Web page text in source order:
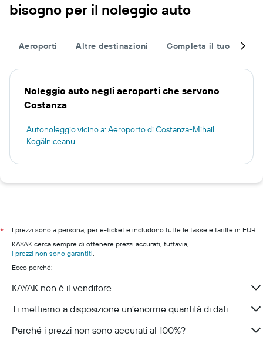
bisogno per il noleggio auto
Aeroporti Altre destinazioni Completa il tuo viaggio
Noleggio auto negli aeroporti che servono
Costanza
Autonoleggio vicino a: Aeroporto di Costanza-Mihail
Kogălniceanu
*
I prezzi sono a persona, per e-ticket e includono tutte le tasse e tariffe in EUR.
KAYAK cerca sempre di ottenere prezzi accurati, tuttavia,
i prezzi non sono garantiti.
Ecco perché:
KAYAK non è il venditore
Ti mettiamo a disposizione un’enorme quantità di dati
Perché i prezzi non sono accurati al 100%?